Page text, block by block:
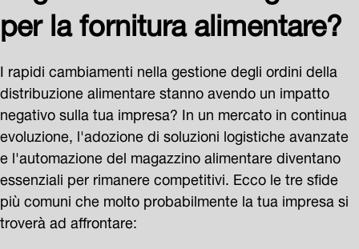
per la fornitura alimentare?
I rapidi cambiamenti nella gestione degli ordini della
distribuzione alimentare stanno avendo un impatto
negativo sulla tua impresa? In un mercato in continua
evoluzione, l'adozione di soluzioni logistiche avanzate
e l'automazione del magazzino alimentare diventano
essenziali per rimanere competitivi. Ecco le tre sfide
più comuni che molto probabilmente la tua impresa si
troverà ad affrontare: